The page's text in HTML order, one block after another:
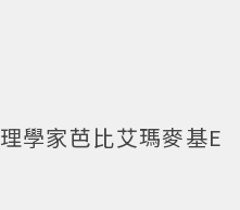
學家芭比艾瑪麥基E